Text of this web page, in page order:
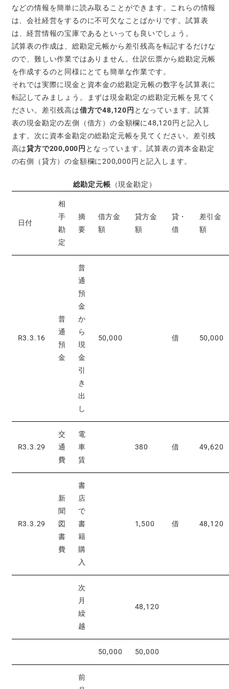
などの情報を簡単に読み取ることができます。これらの情報
は、会社経営をするのに不可欠なことばかりです。試算表
は、経営情報の宝庫であるといっても良いでしょう。
試算表の作成は、総勘定元帳から差引残高を転記するだけな
ので、難しい作業ではありません。仕訳伝票から総勘定元帳
を作成するのと同様にとても簡単な作業です。
それでは実際に現金と資本金の総勘定元帳の数字を試算表に
転記してみましょう。まずは現金勘定の総勘定元帳を見てく
ださい。差引残高は借方で48,120円 となっています。試算
表の現金勘定の左側（借方）の金額欄に48,120円と記入し
ます。次に資本金勘定の総勘定元帳を見てください。差引残
高は貸方で200,000円 となっています。試算表の資本金勘定
の右側（貸方）の金額欄に200,000円と記入します。
総勘定元帳 （現金勘定）
日付
相
手
勘
定
摘
要
借方金
額
貸方金
額
貸・
借
差引金
額
R3.3.16
普
通
預
金
普
通
預
金
か
ら
現
金
引
き
出
し
50,000 借 50,000
R3.3.29
交
通
費
電
車
賃
380 借 49,620
R3.3.29
新
聞
図
書
費
書
店
で
書
籍
購
入
1,500 借 48,120
次
月
繰
越
48,120
50,000 50,000
前